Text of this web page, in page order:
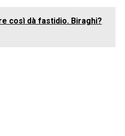
così dà fastidio. Biraghi?